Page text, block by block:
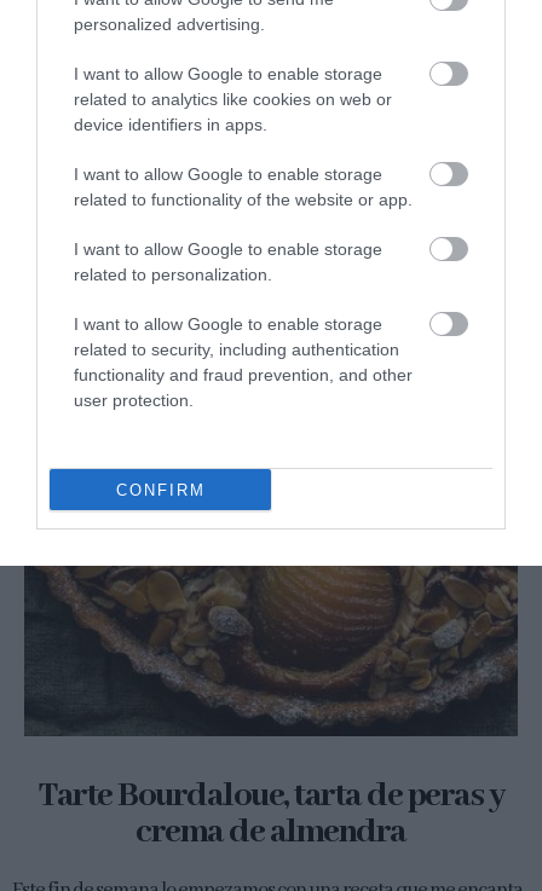
personalized advertising.
I want to allow Google to enable storage
related to analytics like cookies on web or
device identifiers in apps.
I want to allow Google to enable storage
related to functionality of the website or app.
I want to allow Google to enable storage
related to personalization.
I want to allow Google to enable storage
related to security, including authentication
functionality and fraud prevention, and other
user protection.
CONFIRM
pequeños caramelos que, seguro, habéis comido a toneladas en
vuestra infancia. Al menos en mi caso, fue así :) Recuerdo...
28 octubre, 2016
Tarte Bourdaloue, tarta de peras y
crema de almendra